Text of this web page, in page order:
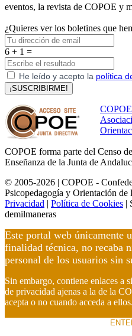
eventos, la revista de COPOE y
¿Quieres ver los boletines que
6 + 1 =
He leído y acepto la política
¡SUSCRIBIRME!
COPOE forma parte del Censo
Enseñanza de la Junta de
© 2005-2026 | COPOE -
Psicopedagogía y Orientación de
Privacidad | Política de Cookies |
demilmaneras
Este portal web únicamente
finalidad técnica, no recaba
personal de los usuarios sin
Sin embargo, contiene enlaces a
de privacidad ajenas a la de la
acepta o no cuando acceda a ellos.